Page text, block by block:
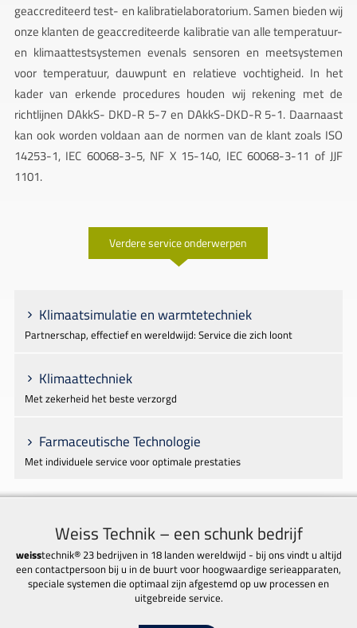
geaccrediteerd test- en kalibratielaboratorium. Samen bieden wij
onze klanten de geaccrediteerde kalibratie van alle temperatuur-
en klimaattestsystemen evenals sensoren en meetsystemen
voor temperatuur, dauwpunt en relatieve vochtigheid. In het
kader van erkende procedures houden wij rekening met de
richtlijnen DAkkS- DKD-R 5-7 en DAkkS-DKD-R 5-1. Daarnaast
kan ook worden voldaan aan de normen van de klant zoals ISO
14253-1, IEC 60068-3-5, NF X 15-140, IEC 60068-3-11 of JJF
1101.
Verdere service onderwerpen
Klimaatsimulatie en warmtetechniek
Partnerschap, effectief en wereldwijd: Service die zich loont
Klimaattechniek
Met zekerheid het beste verzorgd
Farmaceutische Technologie
Met individuele service voor optimale prestaties
Weiss Technik – een schunk bedrijf
weisstechnik® 23 bedrijven in 18 landen wereldwijd - bij ons vindt u altijd
een contactpersoon bij u in de buurt voor hoogwaardige serieapparaten,
speciale systemen die optimaal zijn afgestemd op uw processen en
uitgebreide service.